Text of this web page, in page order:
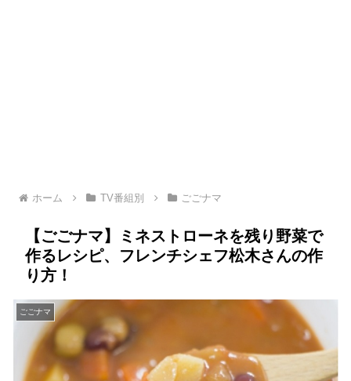
ホーム TV番組別 ごごナマ
【ごごナマ】ミネストローネを残り野菜で
作るレシピ、フレンチシェフ松木さんの作
り方！
ごごナマ